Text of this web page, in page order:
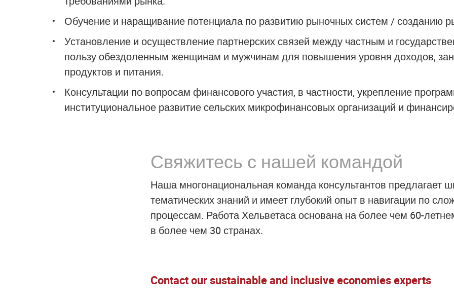
Обучение и наращивание потенциала по развитию рыночных систем / созданию
Установление и осуществление партнерских связей между частным и
пользу обездоленным женщинам и мужчинам для повышения уровня доходов,
продуктов и питания.
Консультации по вопросам финансового участия, в частности, укрепление
институциональное развитие сельских микрофинансовых организаций и
Свяжитесь с нашей командой
Наша многонациональная команда консультантов предлагает
тематических знаний и имеет глубокий опыт в навигации по
процессам. Работа Хельветаса основана на более чем 60-
в более чем 30 странах.
Contact our sustainable and inclusive economies experts